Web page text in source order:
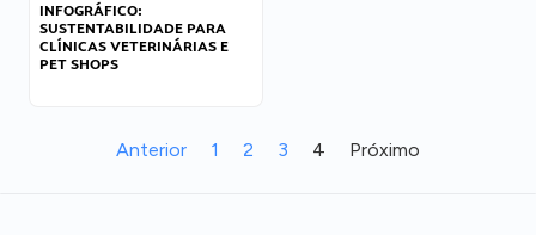
INFOGRÁFICO:
SUSTENTABILIDADE PARA
CLÍNICAS VETERINÁRIAS E
PET SHOPS
Anterior 1 2 3 4 Próximo